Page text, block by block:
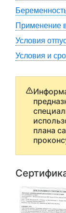
Применение
Условия
Условия и
плана